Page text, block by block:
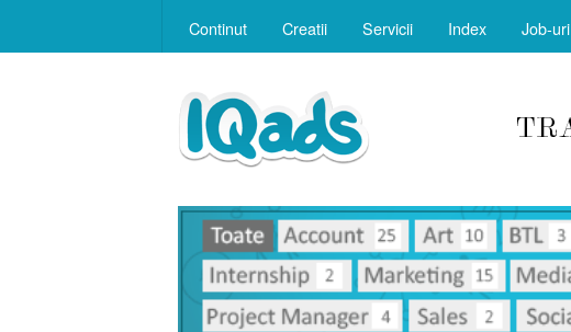
Continut Creatii Servicii Index Job-uri